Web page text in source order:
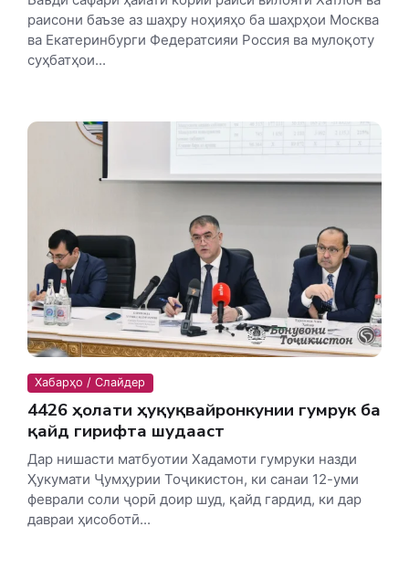
раисони баъзе аз шаҳру ноҳияҳо ба шаҳрҳои Москва
ва Екатеринбурги Федератсияи Россия ва мулоқоту
суҳбатҳои...
Хабарҳо / Слайдер
4426 ҳолати ҳуқуқвайронкунии гумрукӣ ба
қайд гирифта шудааст
Дар нишасти матбуотии Хадамоти гумруки назди
Ҳукумати Ҷумҳурии Тоҷикистон, ки санаи 12-уми
феврали соли ҷорӣ доир шуд, қайд гардид, ки дар
давраи ҳисоботӣ...